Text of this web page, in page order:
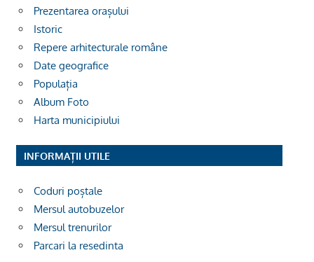
Prezentarea orașului
Istoric
Repere arhitecturale române
Date geografice
Populația
Album Foto
Harta municipiului
INFORMAȚII UTILE
Coduri poștale
Mersul autobuzelor
Mersul trenurilor
Parcari la resedinta